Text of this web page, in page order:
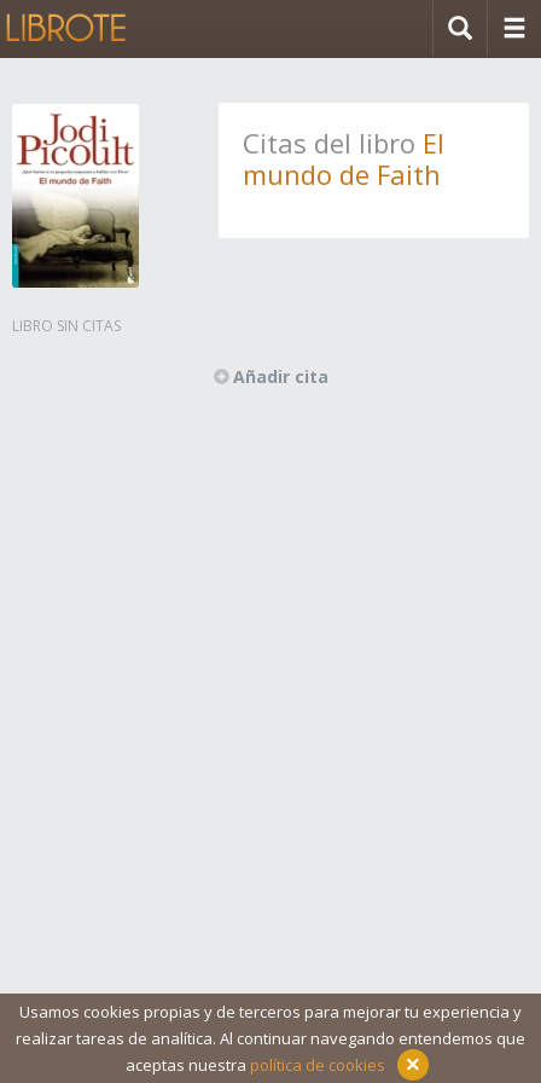
Usamos cookies propias y de terceros para mejorar tu experiencia y
realizar tareas de analítica. Al continuar navegando entendemos que
aceptas nuestra política de cookies ×
Citas del libro El
mundo de Faith
LIBRO SIN CITAS
Añadir cita
Aviso legal